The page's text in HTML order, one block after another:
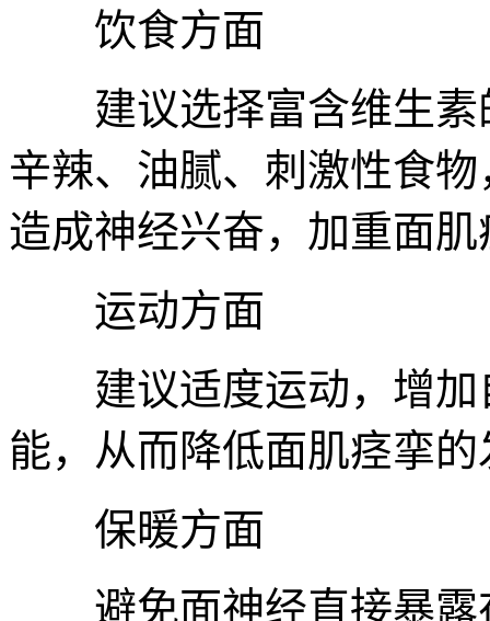
饮食方面
建议选择富含维生素
辛辣、油腻、刺激性食
造成神经兴奋，加重面肌
运动方面
建议适度运动，增加
能，从而降低面肌痉挛
保暖方面
避免面神经直接暴露